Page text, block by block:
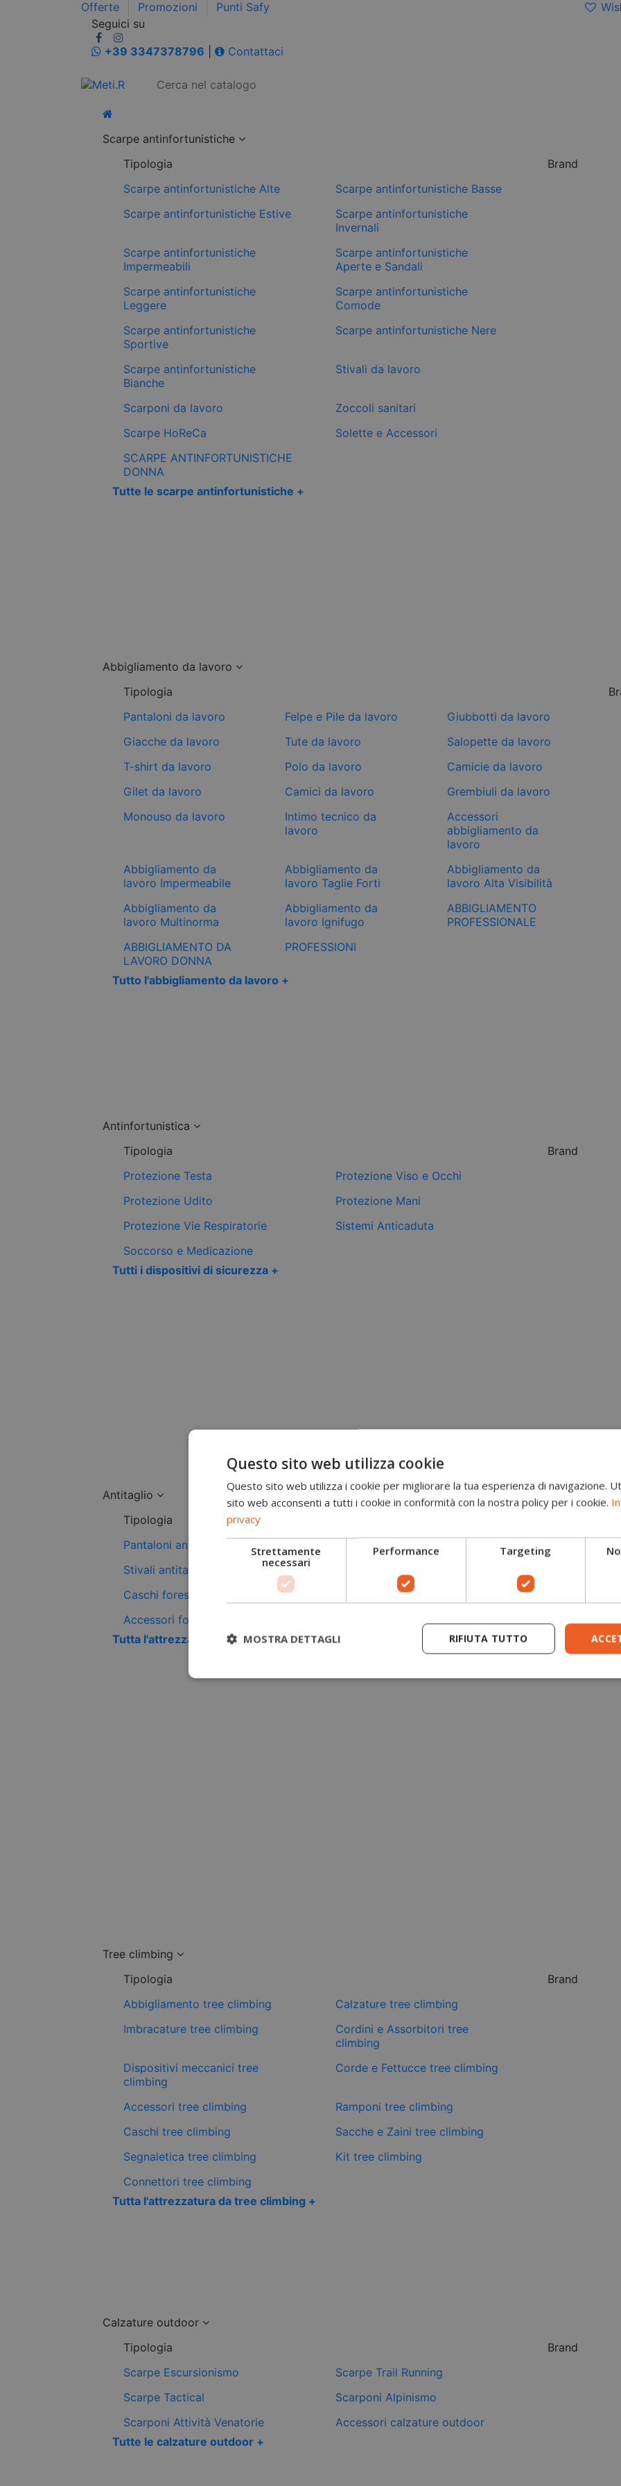
Offerte Promozioni Punti Safy
Seguici su
+39 3347378796
Contattaci
Scarpe antinfortunistiche
Tipologia
Scarpe antinfortunistiche Alte
Scarpe antinfortunistiche Basse
Scarpe antinfortunistiche Estive
Scarpe antinfortunistiche
Invernali
Scarpe antinfortunistiche
Impermeabili
Scarpe antinfortunistiche
Aperte e Sandali
Scarpe antinfortunistiche
Leggere
Scarpe antinfortunistiche
Comode
Scarpe antinfortunistiche
Sportive
Scarpe antinfortunistiche Nere
Scarpe antinfortunistiche
Bianche
Stivali da lavoro
Scarponi da lavoro
Zoccoli sanitari
Scarpe HoReCa
Solette e Accessori
SCARPE ANTINFORTUNISTICHE
DONNA
Tutte le scarpe antinfortunistiche +
Brand
Abbigliamento da lavoro
Tipologia
Pantaloni da lavoro
Felpe e Pile da lavoro
Giubbotti da lavoro
Giacche da lavoro
Tute da lavoro
Salopette da lavoro
T-shirt da lavoro
Polo da lavoro
Camicie da lavoro
Gilet da lavoro
Camici da lavoro
Grembiuli da lavoro
Monouso da lavoro
Intimo tecnico da
lavoro
Accessori
abbigliamento da
lavoro
Abbigliamento da
lavoro Impermeabile
Abbigliamento da
lavoro Taglie Forti
Abbigliamento da
lavoro Alta Visibilità
Abbigliamento da
lavoro Multinorma
Abbigliamento da
lavoro Ignifugo
ABBIGLIAMENTO
PROFESSIONALE
ABBIGLIAMENTO DA
LAVORO DONNA
PROFESSIONI
Tutto l'abbigliamento da lavoro +
Antinfortunistica
Tipologia
Protezione Testa
Protezione Viso e Occhi
Protezione Udito
Protezione Mani
Protezione Vie Respiratorie
Sistemi Anticaduta
Soccorso e Medicazione
Tutti i dispositivi di sicurezza +
Brand
Antitaglio
Tipologia
Pantaloni antitaglio
Scarponi antitaglio
Stivali antitaglio
Caschi forestali
Giacche forestali
Accessori forestali
Tutta l'attrezzatura antitaglio +
Tree climbing
Tipologia
Abbigliamento tree climbing
Calzature tree climbing
Imbracature tree climbing
Cordini e Assorbitori tree
climbing
Dispositivi meccanici tree
climbing
Corde e Fettucce tree climbing
Accessori tree climbing
Ramponi tree climbing
Caschi tree climbing
Sacche e Zaini tree climbing
Segnaletica tree climbing
Kit tree climbing
Connettori tree climbing
Tutta l'attrezzatura da tree climbing +
Brand
Calzature outdoor
Tipologia
Scarpe Escursionismo
Scarpe Trail Running
Scarpe Tactical
Scarponi Alpinismo
Scarponi Attività Venatorie
Accessori calzature outdoor
Tutte le calzature outdoor +
Brand
Questo sito web utilizza cookie
Questo sito web utilizza i cookie per migliorare la tua esperienza di navigazione.
sito web acconsenti a tutti i cookie in conformità con la nostra policy per i cookie.
privacy
Strettamente
necessari
Performance Targeting
RIFIUTA TUTTO
MOSTRA DETTAGLI